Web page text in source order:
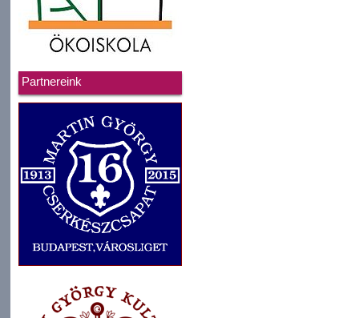
Partnereink